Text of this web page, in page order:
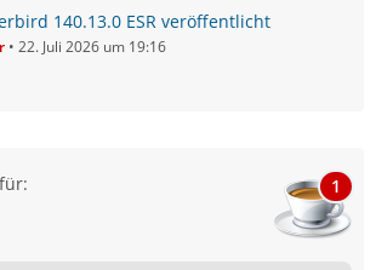
140.13.0 ESR veröffentlicht
22. Juli 2026 um 19:16
1